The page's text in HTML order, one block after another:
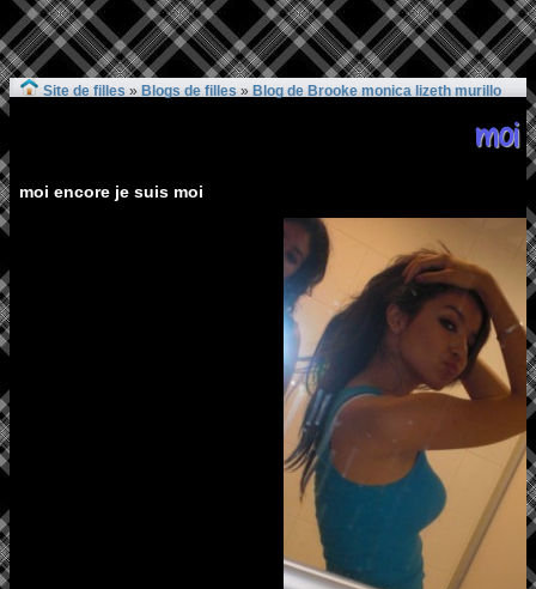
Site de filles » Blogs de filles » Blog de Brooke monica lizeth murillo
moi
moi encore je suis moi